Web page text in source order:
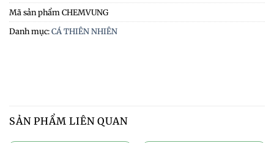
Mã sản phẩm CHEMVUNG
Danh mục:CÁ THIÊN NHIÊN
SẢN PHẨM LIÊN QUAN